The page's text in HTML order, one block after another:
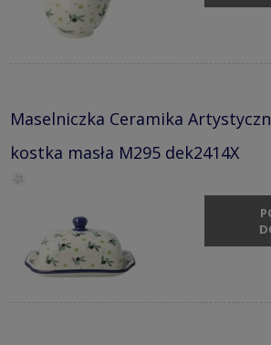
Maselniczka Ceramika
kostka masła M295 dek2414X